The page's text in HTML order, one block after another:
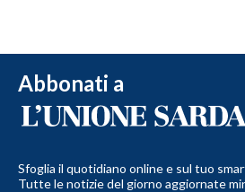
Abbonati a
Sfoglia il quotidiano online e sul tuo
Tutte le notizie del giorno aggiornate